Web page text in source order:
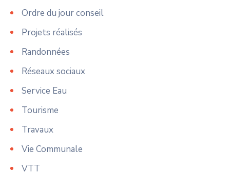
Ordre du jour conseil
Projets réalisés
Randonnées
Réseaux sociaux
Service Eau
Tourisme
Travaux
Vie Communale
VTT